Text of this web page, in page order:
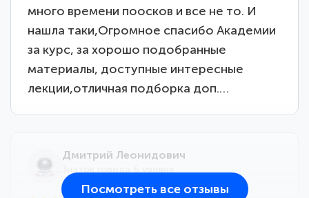
много времени поосков и все не то. И
нашла таки,Огромное спасибо Академии
за курс, за хорошо подобранные
материалы, доступные интересные
лекции,отличная подборка доп.…
Дмитрий Леонидович
Посмотреть все отзывы